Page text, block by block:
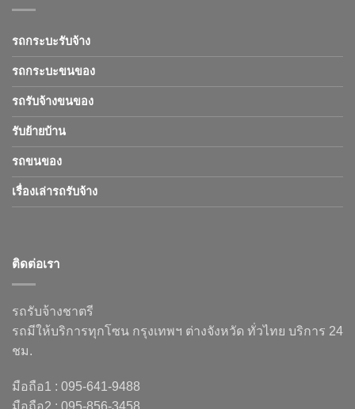
รถกระบะรับจ้าง
รถกระบะขนของ
รถรับจ้างขนของ
รับย้ายบ้าน
รถขนของ
เรื่องเล่ารถรับจ้าง
ติดต่อเรา
รถรับจ้างชาตรี
รถมีให้บริการทุกโซน กรุงเทพฯ ต่างจังหวัด ทั่วไทย บริการ 24
ชม.
มือถือ1 : 095-641-9488